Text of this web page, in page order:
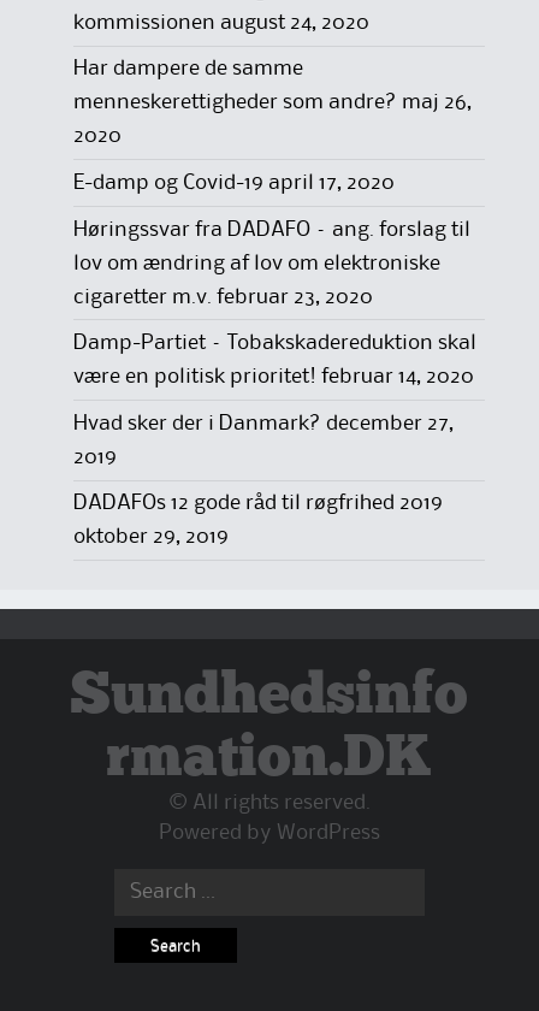
kommissionen august 24, 2020
Har dampere de samme
menneskerettigheder som andre? maj 26,
2020
E-damp og Covid-19 april 17, 2020
Høringssvar fra DADAFO – ang. forslag til
lov om ændring af lov om elektroniske
cigaretter m.v. februar 23, 2020
Damp-Partiet – Tobakskadereduktion skal
være en politisk prioritet! februar 14, 2020
Hvad sker der i Danmark? december 27,
2019
DADAFOs 12 gode råd til røgfrihed 2019
oktober 29, 2019
Sundhedsinfo
rmation.DK
© All rights reserved.
Powered by WordPress
Search